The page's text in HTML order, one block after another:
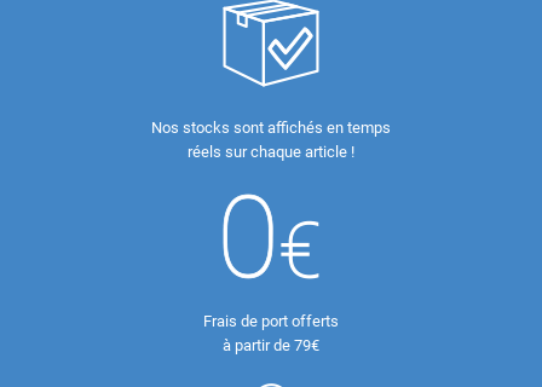
Nos stocks sont affichés en temps
réels sur chaque article !
Frais de port offerts
à partir de 79€